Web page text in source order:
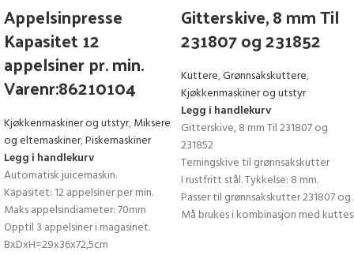
Appelsinpresse
Kapasitet 12
appelsiner pr. min.
Varenr:86210104
Kjøkkenmaskiner og utstyr,Miksere
og eltemaskiner,Piskemaskiner
Legg i handlekurv
Automatisk juicemaskin.
Kapasitet: 12 appelsiner per min.
Maks appelsindiameter: 70mm
Opptil 3 appelsiner i magasinet.
BxDxH=29x36x72,5cm
Gitterskive, 8 mm Til
231807 og 231852
Kuttere,Grønnsakskuttere,
Kjøkkenmaskiner og utstyr
Legg i handlekurv
Gitterskive, 8 mm Til 231807 og
231852
Terningskive til grønnsakskutter
I rustfritt stål. Tykkelse: 8 mm.
Passer til grønnsakskutter 231807 og
Må brukes i kombinasjon med